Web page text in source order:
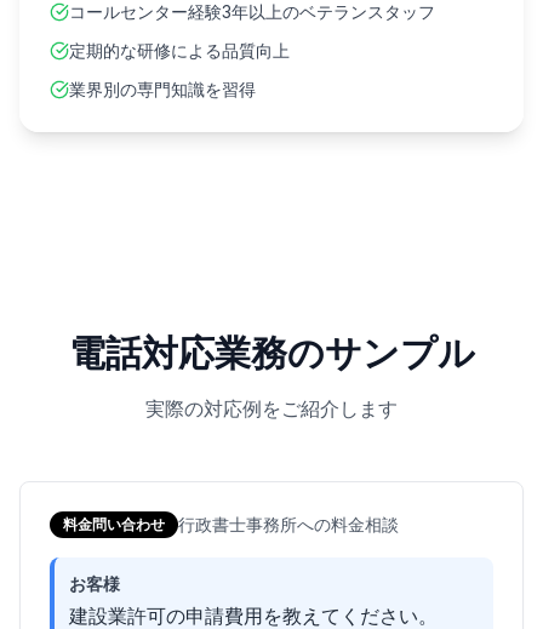
コールセンター経験3年以上のベテランスタッフ
定期的な研修による品質向上
業界別の専門知識を習得
電話対応業務のサンプル
実際の対応例をご紹介します
料金問い合わせ 行政書士事務所への料金相談
お客様
建設業許可の申請費用を教えてください。